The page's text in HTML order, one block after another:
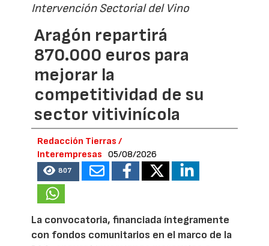
Intervención Sectorial del Vino
Aragón repartirá
870.000 euros para
mejorar la
competitividad de su
sector vitivinícola
Redacción Tierras /
Interempresas
05/08/2026
807
La convocatoria, financiada íntegramente
con fondos comunitarios en el marco de la